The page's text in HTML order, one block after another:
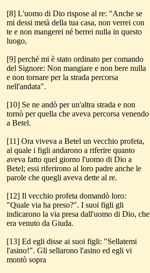
[8] L'uomo di Dio rispose al re: "Anche se
mi dessi metà della tua casa, non verrei con
te e non mangerei né berrei nulla in questo
luogo,
[9] perché mi è stato ordinato per comando
del Signore: Non mangiare e non bere nulla
e non tornare per la strada percorsa
nell'andata".
[10] Se ne andò per un'altra strada e non
tornò per quella che aveva percorsa venendo
a Betel.
[11] Ora viveva a Betel un vecchio profeta,
al quale i figli andarono a riferire quanto
aveva fatto quel giorno l'uomo di Dio a
Betel; essi riferirono al loro padre anche le
parole che quegli aveva dette al re.
[12] Il vecchio profeta domandò loro:
"Quale via ha preso?". I suoi figli gli
indicarono la via presa dall'uomo di Dio, che
era venuto da Giuda.
[13] Ed egli disse ai suoi figli: "Sellatemi
l'asino!". Gli sellarono l'asino ed egli vi
montò sopra